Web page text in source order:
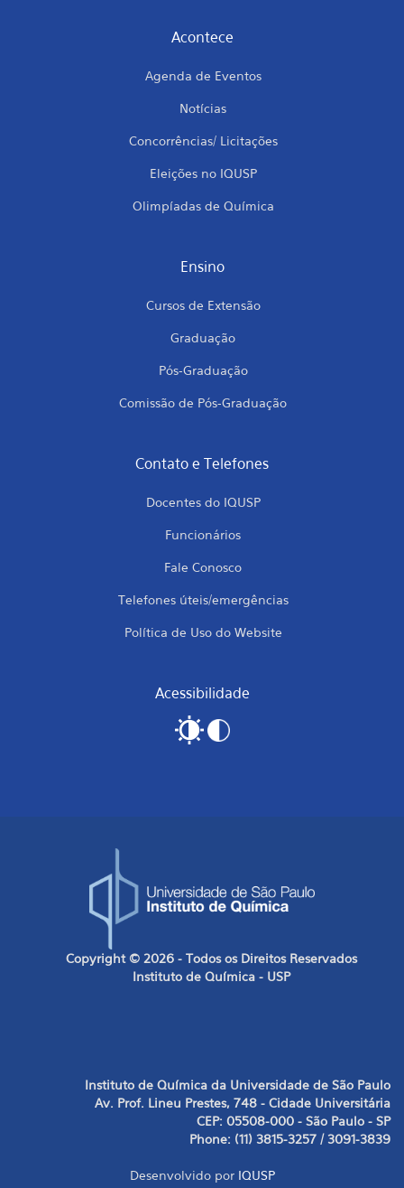
Acontece
Agenda de Eventos
Notícias
Concorrências/ Licitações
Eleições no IQUSP
Olimpíadas de Química
Ensino
Cursos de Extensão
Graduação
Pós-Graduação
Comissão de Pós-Graduação
Contato e Telefones
Docentes do IQUSP
Funcionários
Fale Conosco
Telefones úteis/emergências
Política de Uso do Website
Acessibilidade
Copyright © 2026 - Todos os Direitos Reservados
Instituto de Química - USP
Instituto de Química da Universidade de São Paulo
Av. Prof. Lineu Prestes, 748 - Cidade Universitária
CEP: 05508-000 - São Paulo - SP
Phone: (11) 3815-3257 / 3091-3839
Desenvolvido por IQUSP